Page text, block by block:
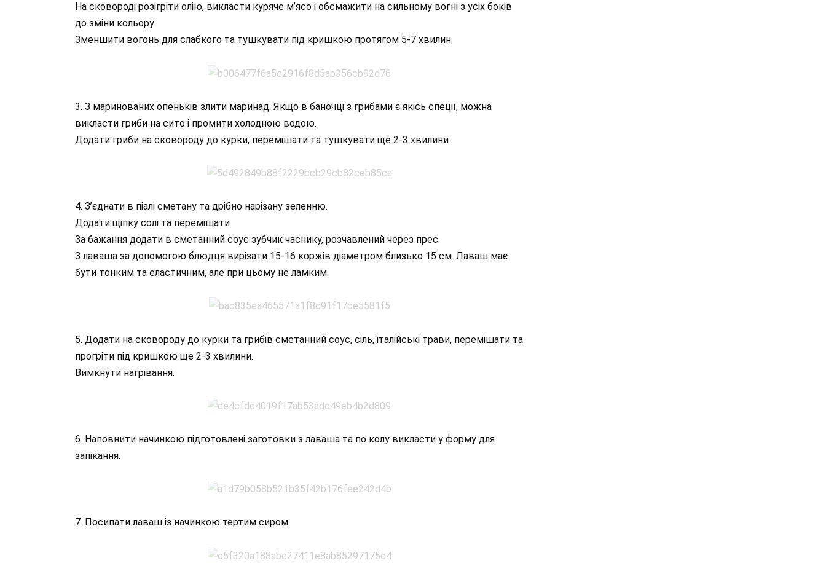
На сковороді розігріти олію, викласти куряче м’ясо і обсмажити на сильному вогні з усіх боків
до зміни кольору.
Зменшити вогонь для слабкого та тушкувати під кришкою протягом 5-7 хвилин.
3. З маринованих опеньків злити маринад. Якщо в баночці з грибами є якісь спеції, можна
викласти гриби на сито і промити холодною водою.
Додати гриби на сковороду до курки, перемішати та тушкувати ще 2-3 хвилини.
4. З’єднати в піалі сметану та дрібно нарізану зеленню.
Додати щіпку солі та перемішати.
За бажання додати в сметанний соус зубчик часнику, розчавлений через прес.
З лаваша за допомогою блюдця вирізати 15-16 коржів діаметром близько 15 см. Лаваш має
бути тонким та еластичним, але при цьому не ламким.
5. Додати на сковороду до курки та грибів сметанний соус, сіль, італійські трави, перемішати та
прогріти під кришкою ще 2-3 хвилини.
Вимкнути нагрівання.
6. Наповнити начинкою підготовлені заготовки з лаваша та по колу викласти у форму для
запікання.
7. Посипати лаваш із начинкою тертим сиром.